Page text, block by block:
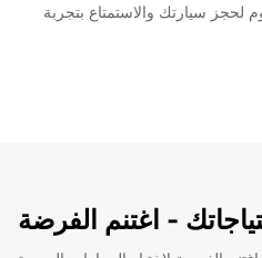
لحجز سيارتك والاستمتاع بتجربة
- اغتنم الفرضة